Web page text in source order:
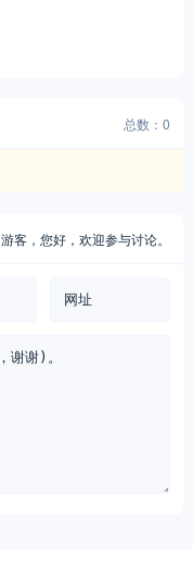
总数：0
游客，您好，欢迎参与讨论。